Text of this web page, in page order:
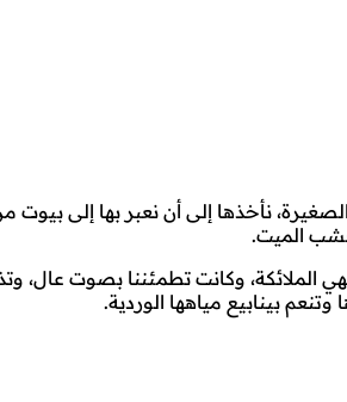
نأخذها إلى أن نعبر بها إلى
الميت.
الملائكة، وكانت تطمئننا بصوت
بينابيع مياهها الوردية.